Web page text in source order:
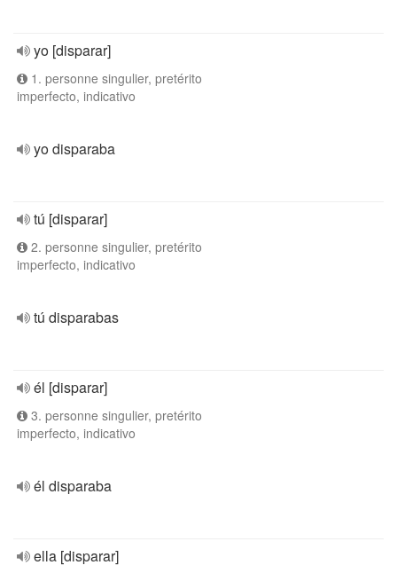
yo [disparar]
1. personne singulier, pretérito
imperfecto, indicativo
yo disparaba
tú [disparar]
2. personne singulier, pretérito
imperfecto, indicativo
tú disparabas
él [disparar]
3. personne singulier, pretérito
imperfecto, indicativo
él disparaba
ella [disparar]